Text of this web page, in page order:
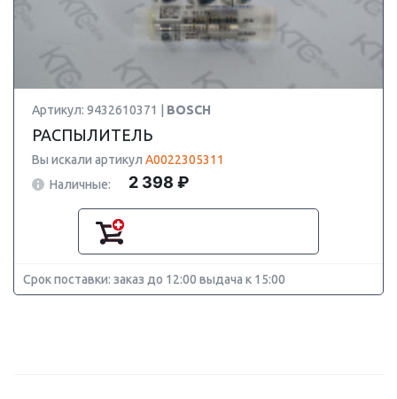
Артикул: 9432610371 | BOSCH
РАСПЫЛИТЕЛЬ
Вы искали артикул A0022305311
Наличные:
2 398 ₽
Срок поставки: заказ до 12:00 выдача к 15:00